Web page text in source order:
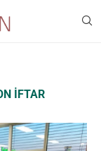
İFTAR